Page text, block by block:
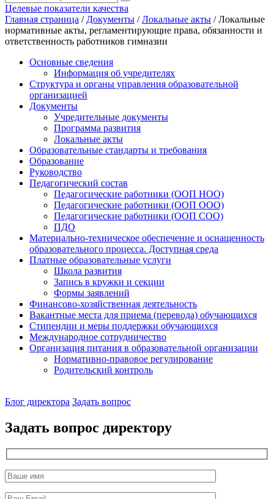
Целевые показатели качества
Главная страница / Документы /Локальные акты /Локальные
нормативные акты, регламентирующие права, обязанности и
ответственность работников гимназии
Основные сведения
Информация об учредителях
Структура и органы управления образовательной
организацией
Документы
Учредительные документы
Программа развития
Локальные акты
Образовательные стандарты и требования
Образование
Руководство
Педагогический состав
Педагогические работники (ООП НОО)
Педагогические работники (ООП ООО)
Педагогические работники (ООП СОО)
ПДО
Материально-техническое обеспечение и оснащенность
образовательного процесса. Доступная среда
Платные образовательные услуги
Школа развития
Запись в кружки и секции
Формы заявлений
Финансово-хозяйственная деятельность
Вакантные места для приема (перевода) обучающихся
Стипендии и меры поддержки обучающихся
Международное сотрудничество
Организация питания в образовательной организации
Нормативно-правовое регулирование
Родительский контроль
директор
Блог директора Задать вопрос
Задать вопрос директору